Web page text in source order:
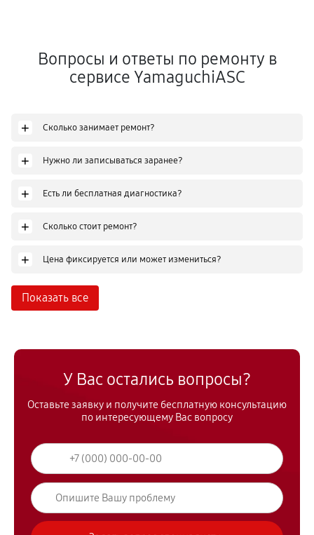
Вопросы и ответы по ремонту в
сервисе YamaguchiASC
+ Сколько занимает ремонт?
+ Нужно ли записываться заранее?
+ Есть ли бесплатная диагностика?
+ Сколько стоит ремонт?
+ Цена фиксируется или может измениться?
Показать все
У Вас остались вопросы?
Оставьте заявку и получите бесплатную консультацию
по интересующему Вас вопросу